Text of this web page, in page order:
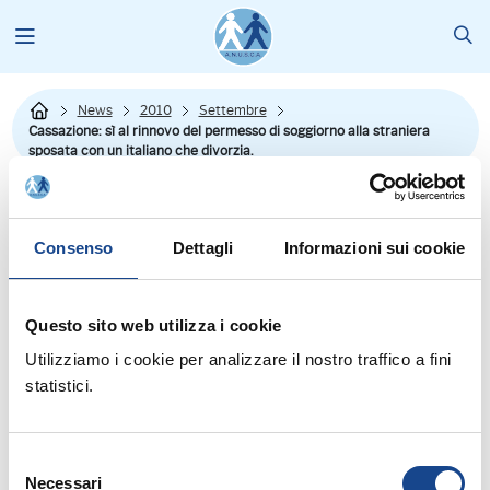
Consenso Dettagli Informazioni sui cookie
Questo sito web utilizza i cookie
Utilizziamo i cookie per analizzare il nostro traffico a fini
statistici.
Necessari
News 2010
Settembre
Cassazione: sì al rinnovo del permesso di soggiorno alla straniera
sposata con un italiano che divorzia.
italiano dal quale poi divorzia ha diritto ugualmente al rinnovo del
permesso di soggiorno. Lo sancisce la Cassazione, sostenendo che
il diritto a rimanere nel nostro territorio resta a patto che il
territorio nazionale prima dell'inizio del procedimento di divorzio o di
In questo modo, la Prima sezione civile ha dato ragione ad una